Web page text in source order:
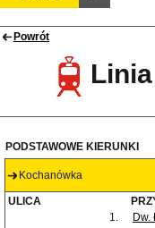
Powrót
Linia
PODSTAWOWE KIERUNKI
Kochanówka
ULICA
1.
Dw.